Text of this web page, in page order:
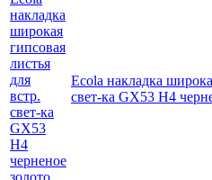
Ecola накладка
свет-ка GX53 H4